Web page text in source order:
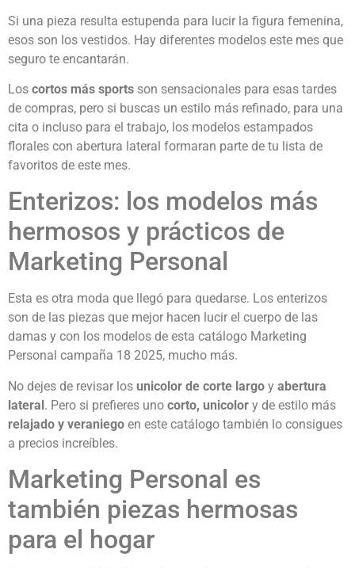
Si una pieza resulta estupenda para lucir la figura femenina,
esos son los vestidos. Hay diferentes modelos este mes que
seguro te encantarán.
Los cortos más sports son sensacionales para esas tardes
de compras, pero si buscas un estilo más refinado, para una
cita o incluso para el trabajo, los modelos estampados
florales con abertura lateral formaran parte de tu lista de
favoritos de este mes.
Enterizos: los modelos más
hermosos y prácticos de
Marketing Personal
Esta es otra moda que llegó para quedarse. Los enterizos
son de las piezas que mejor hacen lucir el cuerpo de las
damas y con los modelos de esta catálogo Marketing
Personal campaña 18 2025, mucho más.
No dejes de revisar los unicolor de corte largo y abertura
lateral. Pero si prefieres uno corto, unicolor y de estilo más
relajado y veraniego en este catálogo también lo consigues
a precios increíbles.
Marketing Personal es
también piezas hermosas
para el hogar